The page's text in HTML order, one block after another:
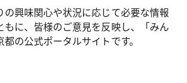
の興味関心や状況に応じて必要な情報
もに、皆様のご意見を反映し、「みん
の公式ポータルサイトです。